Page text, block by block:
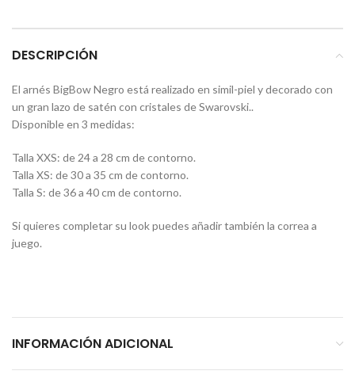
DESCRIPCIÓN
El arnés BigBow Negro está realizado en simil-piel y decorado con
un gran lazo de satén con cristales de Swarovski..
Disponible en 3 medidas:
Talla XXS: de 24 a 28 cm de contorno.
Talla XS: de 30 a 35 cm de contorno.
Talla S: de 36 a 40 cm de contorno.
Si quieres completar su look puedes añadir también la correa a
juego.
INFORMACIÓN ADICIONAL